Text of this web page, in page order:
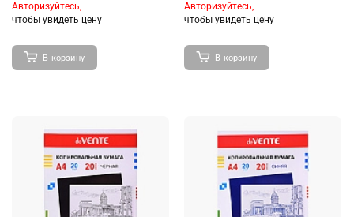
Авторизуйтесь,
чтобы увидеть цену
В корзину
Авторизуйтесь,
чтобы увидеть цену
В корзину